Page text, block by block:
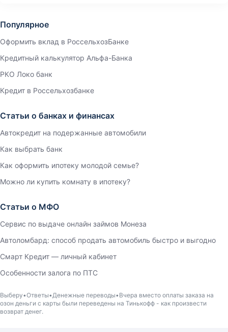
Популярное
Оформить вклад в РоссельхозБанке
Кредитный калькулятор Альфа-Банка
РКО Локо банк
Кредит в Россельхозбанке
Статьи о банках и финансах
Автокредит на подержанные автомобили
Как выбрать банк
Как оформить ипотеку молодой семье?
Можно ли купить комнату в ипотеку?
Статьи о МФО
Сервис по выдаче онлайн займов Монеза
Автоломбард: способ продать автомобиль быстро и выгодно
Смарт Кредит — личный кабинет
Особенности залога по ПТС
Выберу Ответы Денежные переводы Вчера вместо оплаты заказа на
озон деньги с карты были переведены на Тинькофф - как произвести
возврат денег.